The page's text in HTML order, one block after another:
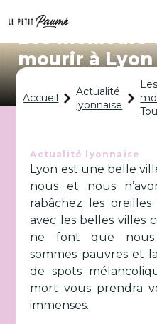
Les meilleurs
mourir à
Toussaint
Accueil
Actualité
lyonnaise
Actualité lyonnaise
Lyon est une belle
nous et nous
rabâchez les
avec les belles villes
ne font que
sommes pauvres et
de spots
mort vous prendra
immenses.